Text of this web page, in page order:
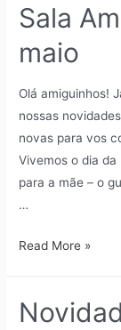
Sala
maio
Olá amiguinhos!
nossas
novas para vos
Vivemos o dia
para a mãe – o
…
Read More »